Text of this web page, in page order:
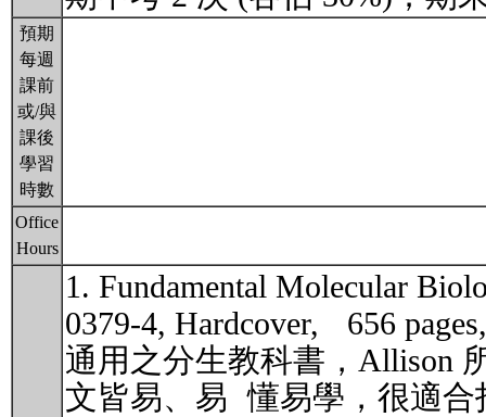
預期
每週
課前
或/與
課後
學習
時數
Office
Hours
1. Fundamental Molecular
0379-4, Hardcover, 656
通用之分生教科書，Allison
文皆易、易 懂易學，很適合